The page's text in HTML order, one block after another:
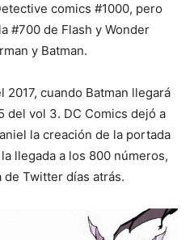
comics #1000, pero
#700 de Flash y Wonder
y Batman.
cuando Batman llegará
del vol 3. DC Comics dejó a
la creación de la portada
llegada a los 800 números,
de Twitter días atrás.